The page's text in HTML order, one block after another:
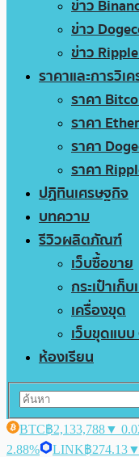
ข่าว
ข่าว
ข่าว
ราคาและการวิเค
ราคา
ราคา
ราคา
ราคา
ปฏิทินเศรษฐกิจ
บทความ
รีวิวผลิตภัณฑ์
เว็บซื้อขาย
กระเป๋าเก็
เครื่องขุด
เว็บขุดแบ
ห้องเรียน
BTC฿2,133,788▼
2.88%
LINK฿274.13